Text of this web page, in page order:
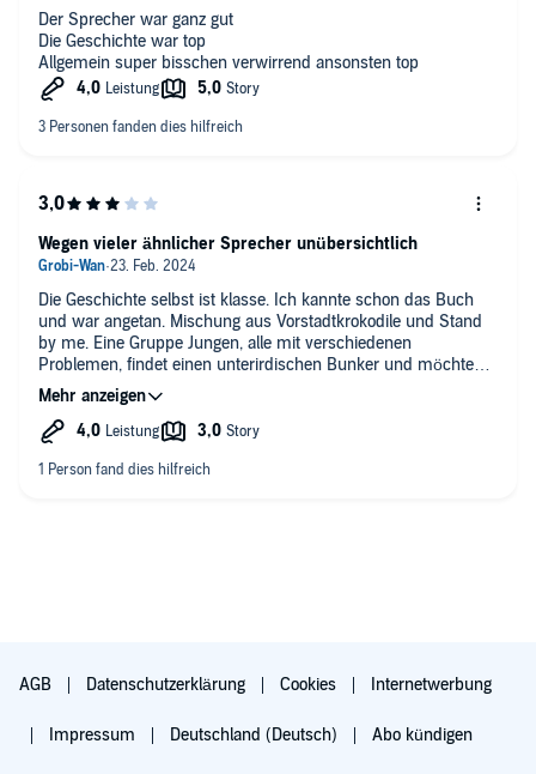
Der Sprecher war ganz gut
Die Geschichte war top
Allgemein super bisschen verwirrend ansonsten top
Die Geschichte selbst ist klasse. Ich kannte schon das Buch
und war angetan. Mischung aus Vorstadtkrokodile und Stand
by me. Eine Gruppe Jungen, alle mit verschiedenen
Problemen, findet einen unterirdischen Bunker und möchte
diesen geheim halten. Ihre Probleme werden im Verlauf der
Geschichte vertieft. Werte wie Freundschaft und Toleranz
werden hochgehalten, aber nicht auf penetrant erzieherische
Hörbuch funktioniert für mich trotzdem nicht so richtig. Zuviele
Wegen vieler ähnlicher Sprecher unübersichtlich
AGB Datenschutzerklärung Cookies Internetwerbung
Impressum Deutschland (Deutsch) Abo kündigen